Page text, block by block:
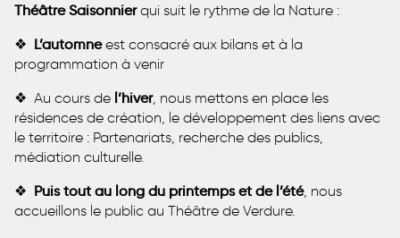
Théâtre Saisonnierqui suit le rythme de la Nature :
❖ L’automneest consacré aux bilans et à la
programmation à venir
❖ Au cours de l’hiver, nous mettons en place les
résidences de création, le développement des liens avec
le territoire : Partenariats, recherche des publics,
médiation culturelle.
❖ Puis tout au long du printemps et de l’été, nous
accueillons le public au Théâtre de Verdure.